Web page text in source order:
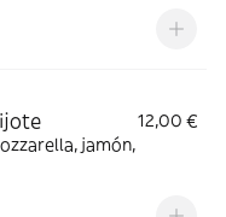
12,00 €
jamón,